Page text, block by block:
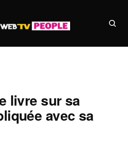
livre sur sa
avec sa